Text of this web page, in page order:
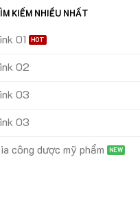
KIẾM NHIỀU NHẤT
01
02
03
03
công dược mỹ phẩm